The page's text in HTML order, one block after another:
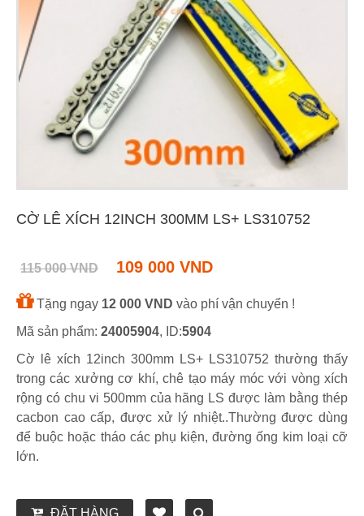
CỜ LÊ XÍCH 12INCH 300MM LS+ LS310752
115 000 VND 109 000 VND
Tặng ngay 12 000 VND vào phí vận chuyển !
Mã sản phẩm: 24005904, ID:5904
Cờ lê xích 12inch 300mm LS+ LS310752 thường thấy
trong các xưởng cơ khí, chê tạo máy móc với vòng xích
rộng có chu vi 500mm của hãng LS được làm bằng thép
cacbon cao cấp, được xử lý nhiệt..Thường được dùng
để buộc hoặc tháo các phụ kiện, đường ống kim loại cỡ
lớn.
ĐẶT HÀNG